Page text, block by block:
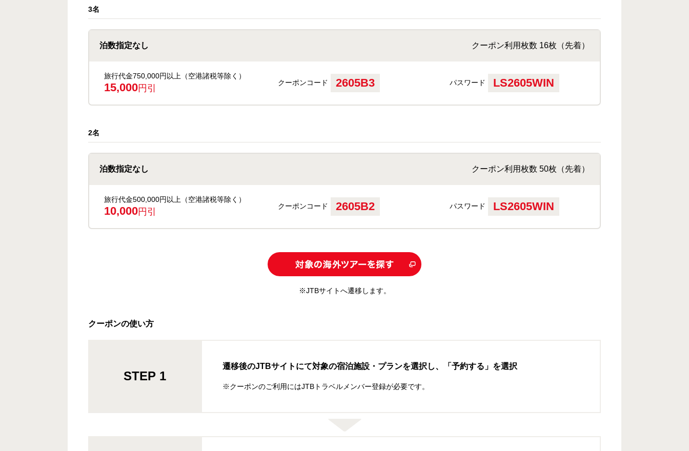
3名
泊数指定なし クーポン利用枚数 16枚（先着）
旅行代金750,000円以上（空港諸税等除く）
15,000円引
クーポンコード 2605B3 パスワード LS2605WIN
2名
泊数指定なし クーポン利用枚数 50枚（先着）
旅行代金500,000円以上（空港諸税等除く）
10,000円引
クーポンコード 2605B2 パスワード LS2605WIN
※JTBサイトへ遷移します。
クーポンの使い方
STEP 1
遷移後のJTBサイトにて対象の宿泊施設・プランを選択し、「予約する」を選択
※クーポンのご利用にはJTBトラベルメンバー登録が必要です。